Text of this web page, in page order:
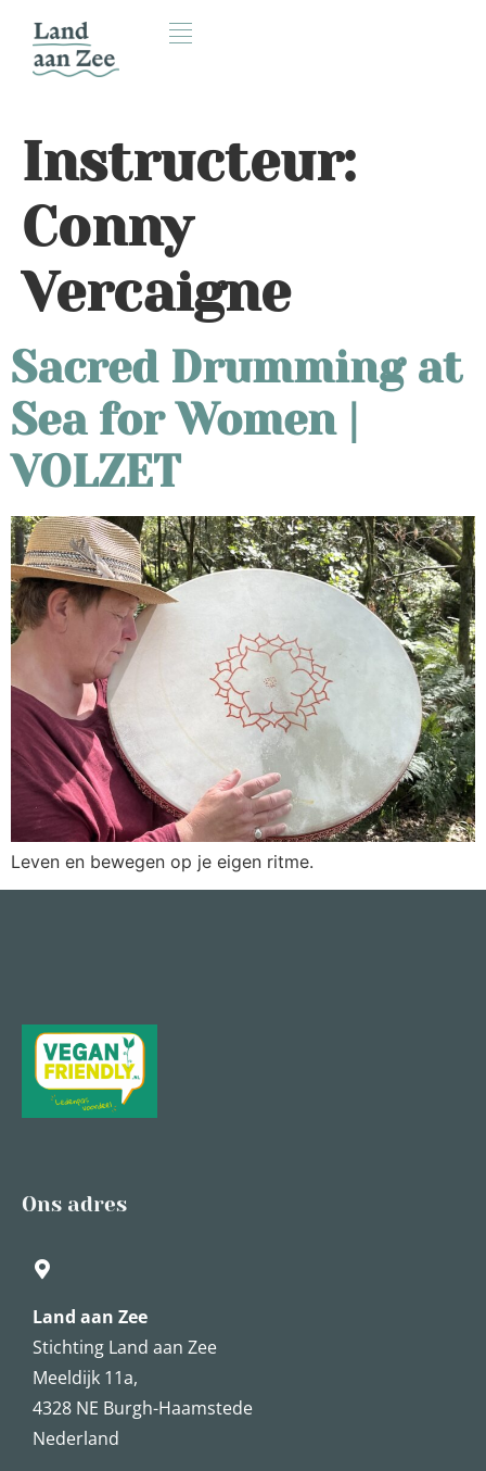
Instructeur:
Conny
Vercaigne
Sacred Drumming at
Sea for Women |
VOLZET
Leven en bewegen op je eigen ritme.
Ons adres
Land aan Zee
Stichting Land aan Zee
Meeldijk 11a,
4328 NE Burgh-Haamstede
Nederland